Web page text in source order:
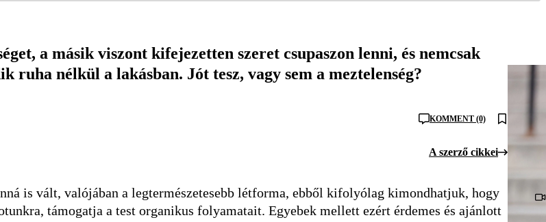
a másik viszont kifejezetten szeret csupaszon lenni, és nemcsak
ruha nélkül a lakásban. Jót tesz, vagy sem a meztelenség?
KOMMENT (0)
A szerző cikkei
is vált, valójában a legtermészetesebb létforma, ebből kifolyólag kimondhatjuk, hogy
támogatja a test organikus folyamatait. Egyebek mellett ezért érdemes és ajánlott